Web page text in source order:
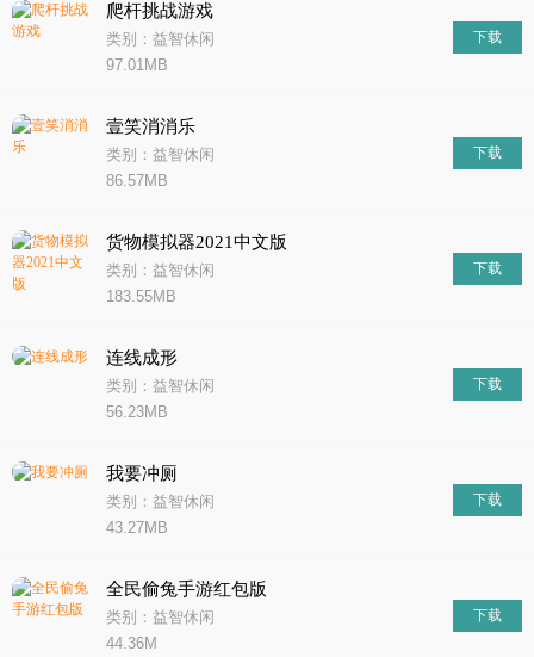
爬杆挑战游戏
类别：益智休闲
97.01MB
下载
壹笑消消乐
类别：益智休闲
86.57MB
下载
货物模拟器2021中文版
类别：益智休闲
183.55MB
下载
连线成形
类别：益智休闲
56.23MB
下载
我要冲厕
类别：益智休闲
43.27MB
下载
全民偷兔手游红包版
类别：益智休闲
44.36M
下载